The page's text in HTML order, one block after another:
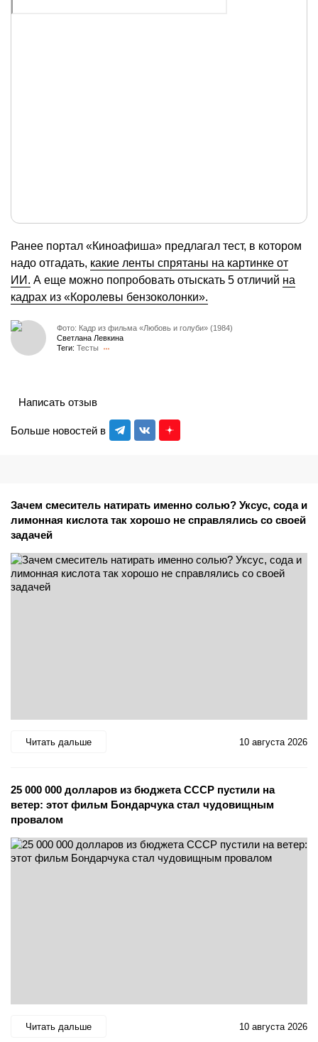
Ранее портал «Киноафиша» предлагал тест, в котором
надо отгадать, какие ленты спрятаны на картинке от
ИИ. А еще можно попробовать отыскать 5 отличий на
кадрах из «Королевы бензоколонки».
Фото: Кадр из фильма «Любовь и голуби» (1984)
Светлана Левкина
Теги: Тесты
Больше новостей в
Написать отзыв
Зачем смеситель натирать именно солью? Уксус, сода и
лимонная кислота так хорошо не справлялись со своей
задачей
Читать дальше 10 августа 2026
25 000 000 долларов из бюджета СССР пустили на
ветер: этот фильм Бондарчука стал чудовищным
провалом
Читать дальше 10 августа 2026